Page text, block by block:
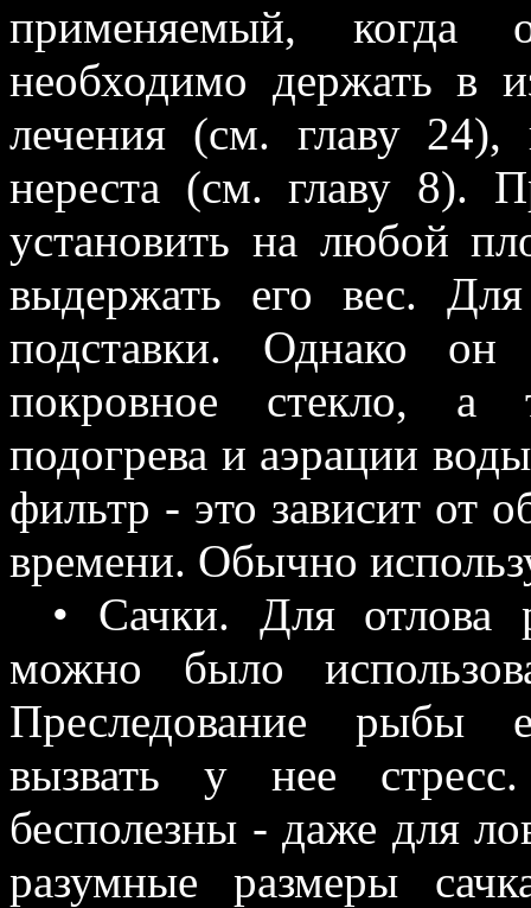
применяемый, когда
необходимо держать в
лечения (см. главу
нереста (см. главу 8).
установить на любой
выдержать его вес.
подставки. Однако
покровное стекло, а
подогрева и аэрации
фильтр - это зависит от
времени. Обычно
• Сачки. Для отлова
можно было
Преследование рыбы
вызвать у нее
бесполезны - даже для
разумные размеры